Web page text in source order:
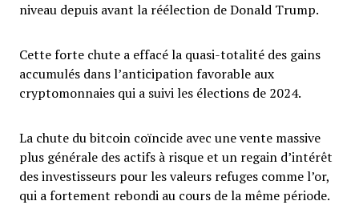
niveau depuis avant la réélection de Donald Trump.
Cette forte chute a effacé la quasi-totalité des gains
accumulés dans l’anticipation favorable aux
cryptomonnaies qui a suivi les élections de 2024.
La chute du bitcoin coïncide avec une vente massive
plus générale des actifs à risque et un regain d’intérêt
des investisseurs pour les valeurs refuges comme l’or,
qui a fortement rebondi au cours de la même période.